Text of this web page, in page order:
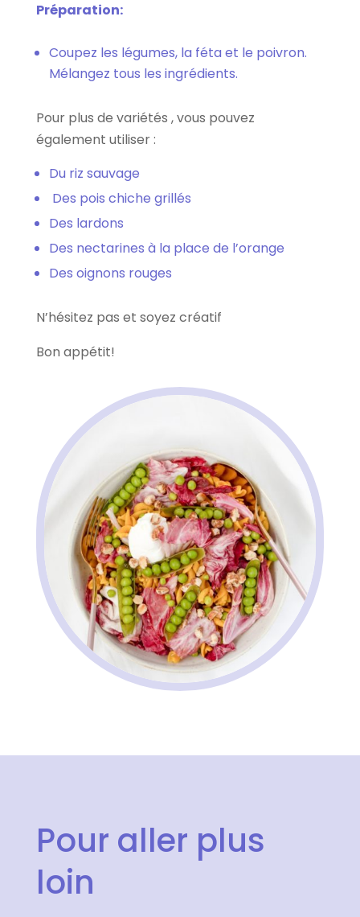
Préparation:
Coupez les légumes, la féta et le poivron.
Mélangez tous les ingrédients.
Pour plus de variétés , vous pouvez
également utiliser :
Du riz sauvage
Des pois chiche grillés
Des lardons
Des nectarines à la place de l’orange
Des oignons rouges
N’hésitez pas et soyez créatif
Bon appétit!
Pour aller plus
loin